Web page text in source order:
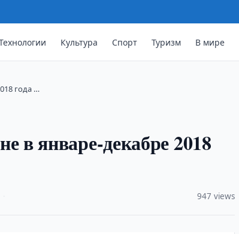
Культура Спорт Туризм В мире
года …
в январе-декабре 2018
947 views